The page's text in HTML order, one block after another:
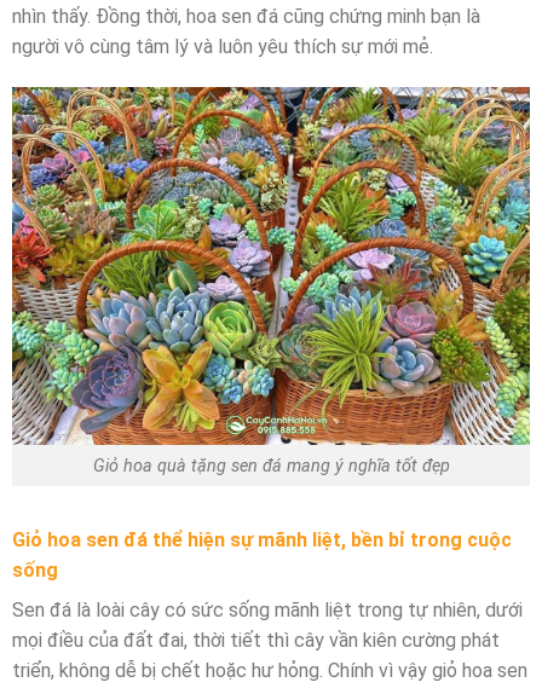
nhìn thấy. Đồng thời, hoa sen đá cũng chứng minh bạn là
người vô cùng tâm lý và luôn yêu thích sự mới mẻ.
Giỏ hoa quà tặng sen đá mang ý nghĩa tốt đẹp
Giỏ hoa sen đá thể hiện sự mãnh liệt, bền bỉ trong cuộc
sống
Sen đá là loài cây có sức sống mãnh liệt trong tự nhiên, dưới
mọi điều của đất đai, thời tiết thì cây vần kiên cường phát
triển, không dễ bị chết hoặc hư hỏng. Chính vì vậy giỏ hoa sen